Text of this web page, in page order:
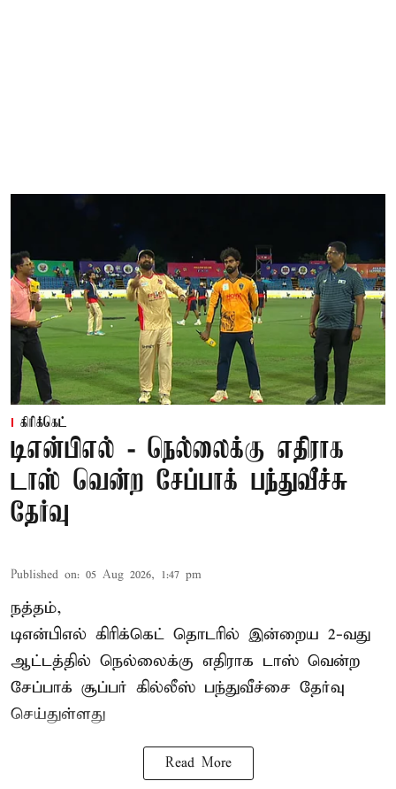
கிரிக்கெட்
டிஎன்பிஎல் - நெல்லைக்கு எதிராக
டாஸ் வென்ற சேப்பாக் பந்துவீச்சு
தேர்வு
Published on: 05 Aug 2026, 1:47 pm
நத்தம்,
டிஎன்பிஎல் கிரிக்கெட் தொடரில் இன்றைய 2-வது
ஆட்டத்தில் நெல்லைக்கு எதிராக டாஸ் வென்ற
சேப்பாக் சூப்பர் கில்லீஸ் பந்துவீச்சை தேர்வு
செய்துள்ளது
Read More